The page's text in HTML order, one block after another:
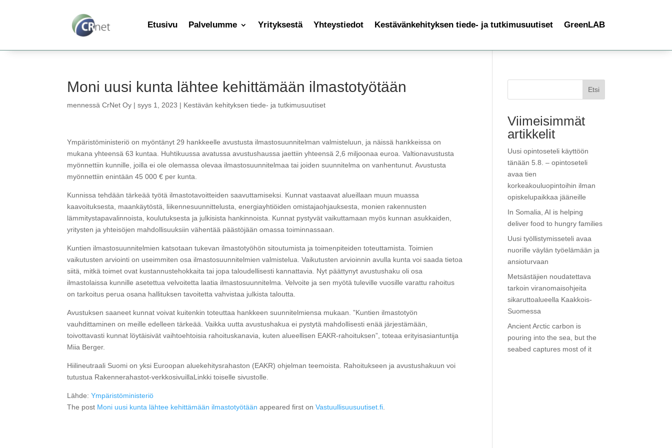
Etusivu Palvelumme Yrityksestä Yhteystiedot Kestävänkehityksen tiede- ja tutkimusuutiset GreenLAB
Moni uusi kunta lähtee kehittämään ilmastotyötään
mennessäCrNet Oy |syys 1, 2023 | Kestävän kehityksen tiede- ja tutkimusuutiset
Ympäristöministeriö on myöntänyt 29 hankkeelle avustusta ilmastosuunnitelman valmisteluun, ja näissä hankkeissa on
mukana yhteensä 63 kuntaa. Huhtikuussa avatussa avustushaussa jaettiin yhteensä 2,6 miljoonaa euroa. Valtionavustusta
myönnettiin kunnille, joilla ei ole olemassa olevaa ilmastosuunnitelmaa tai joiden suunnitelma on vanhentunut. Avustusta
myönnettiin enintään 45 000 € per kunta.
Kunnissa tehdään tärkeää työtä ilmastotavoitteiden saavuttamiseksi. Kunnat vastaavat alueillaan muun muassa
kaavoituksesta, maankäytöstä, liikennesuunnittelusta, energiayhtiöiden omistajaohjauksesta, monien rakennusten
lämmitystapavalinnoista, koulutuksesta ja julkisista hankinnoista. Kunnat pystyvät vaikuttamaan myös kunnan asukkaiden,
yritysten ja yhteisöjen mahdollisuuksiin vähentää päästöjään omassa toiminnassaan.
Kuntien ilmastosuunnitelmien katsotaan tukevan ilmastotyöhön sitoutumista ja toimenpiteiden toteuttamista. Toimien
vaikutusten arviointi on useimmiten osa ilmastosuunnitelmien valmistelua. Vaikutusten arvioinnin avulla kunta voi saada tietoa
siitä, mitkä toimet ovat kustannustehokkaita tai jopa taloudellisesti kannattavia. Nyt päättynyt avustushaku oli osa
ilmastolaissa kunnille asetettua velvoitetta laatia ilmastosuunnitelma. Velvoite ja sen myötä tuleville vuosille varattu rahoitus
on tarkoitus perua osana hallituksen tavoitetta vahvistaa julkista taloutta.
Avustuksen saaneet kunnat voivat kuitenkin toteuttaa hankkeen suunnitelmiensa mukaan. ”Kuntien ilmastotyön
vauhdittaminen on meille edelleen tärkeää. Vaikka uutta avustushakua ei pystytä mahdollisesti enää järjestämään,
toivottavasti kunnat löytäisivät vaihtoehtoisia rahoituskanavia, kuten alueellisen EAKR-rahoituksen”, toteaa erityisasiantuntija
Miia Berger.
Hiilineutraali Suomi on yksi Euroopan aluekehitysrahaston (EAKR) ohjelman teemoista. Rahoitukseen ja avustushakuun voi
tutustua Rakennerahastot-verkkosivuillaLinkki toiselle sivustolle.
Lähde:Ympäristöministeriö
The post Moni uusi kunta lähtee kehittämään ilmastotyötään appeared first onVastuullisuusuutiset.fi
Etsi
Viimeisimmät
artikkelit
Uusi opintoseteli käyttöön
tänään 5.8. – opintoseteli
avaa tien
korkeakouluopintoihin ilman
opiskelupaikkaa jääneille
In Somalia, AI is helping
deliver food to hungry families
Uusi työllistymisseteli avaa
nuorille väylän työelämään ja
ansioturvaan
Metsästäjien noudatettava
tarkoin viranomaisohjeita
sikaruttoalueella Kaakkois-
Suomessa
Ancient Arctic carbon is
pouring into the sea, but the
seabed captures most of it